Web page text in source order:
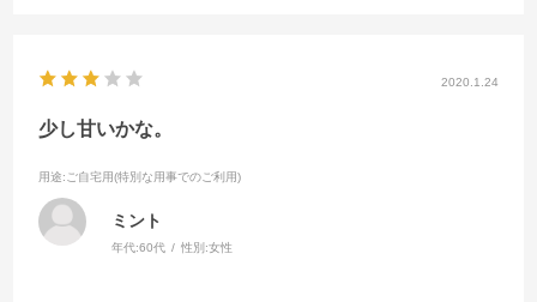
2020.1.24
少し甘いかな。
用途:ご自宅用(特別な用事でのご利用)
ミント
年代:60代 性別:女性